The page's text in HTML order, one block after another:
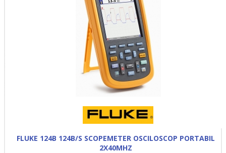
FLUKE 124B 124B/S SCOPEMETER OSCILOSCOP PORTABIL
2X40MHZ